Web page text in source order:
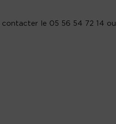
le 05 56 54 72 14 ou